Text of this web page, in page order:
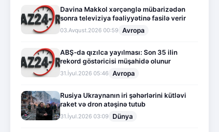
Davina Makkol xərçənglə mübarizədən
sonra televiziya fəaliyyətinə fasilə verir
03.Avqust.2026 00:59 Avropa
ABŞ-da qızılca yayılması: Son 35 ilin
rekord göstəricisi müşahidə olunur
31.İyul.2026 05:46 Avropa
Rusiya Ukraynanın iri şəhərlərini kütləvi
raket və dron atəşinə tutub
31.İyul.2026 03:09 Dünya